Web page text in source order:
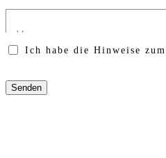
Ich habe die Hinweise zum
lasse